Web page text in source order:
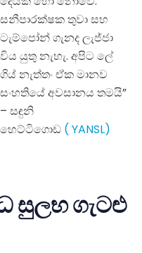
සනීපාරක්ෂක තුවා සහ
ටැම්පෝන් ගැනද ලැජ්ජා
විය යුතු නැහැ. අපිට ලේ
ගිය් නැත්තං ඒක මානව
සංහතියේ අවසානය තමයි”
– සඳුනි
හෙට්ටිගොඩ ( YANSL)
සුලභ ගැටළු